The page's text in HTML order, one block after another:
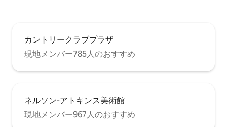
カントリークラブプラザ
現地メンバー785人のおすすめ
ネルソン-アトキンス美術館
現地メンバー967人のおすすめ